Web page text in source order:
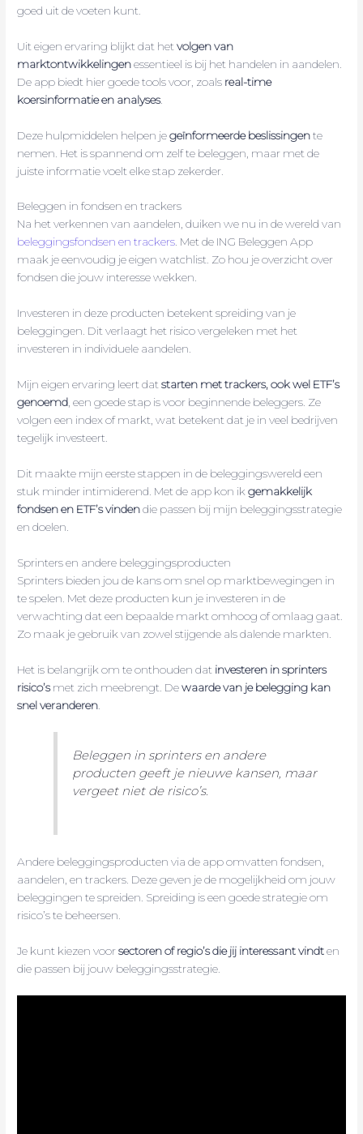
goed uit de voeten kunt.
Uit eigen ervaring blijkt dat hetvolgen van
marktontwikkelingenessentieel is bij het handelen in aandelen.
De app biedt hier goede tools voor, zoals real-time
koersinformatie en analyses.
Deze hulpmiddelen helpen jegeïnformeerde beslissingente
nemen. Het is spannend om zelf te beleggen, maar met de
juiste informatie voelt elke stap zekerder.
Beleggen in fondsen en trackers
Na het verkennen van aandelen, duiken we nu in de wereld van
beleggingsfondsen en trackers. Met de ING Beleggen App
maak je eenvoudig je eigen watchlist. Zo hou je overzicht over
fondsen die jouw interesse wekken.
Investeren in deze producten betekent spreiding van je
beleggingen. Dit verlaagt het risico vergeleken met het
investeren in individuele aandelen.
Mijn eigen ervaring leert datstarten met trackers, ook wel ETF’s
genoemd, een goede stap is voor beginnende beleggers. Ze
volgen een index of markt, wat betekent dat je in veel bedrijven
tegelijk investeert.
Dit maakte mijn eerste stappen in de beleggingswereld een
stuk minder intimiderend. Met de app kon ikgemakkelijk
fondsen en ETF’s vindendie passen bij mijn beleggingsstrategie
en doelen.
Sprinters en andere beleggingsproducten
Sprinters bieden jou de kans om snel op marktbewegingen in
te spelen. Met deze producten kun je investeren in de
verwachting dat een bepaalde markt omhoog of omlaag gaat.
Zo maak je gebruik van zowel stijgende als dalende markten.
Het is belangrijk om te onthouden dat investeren in sprinters
risico’smet zich meebrengt. Dewaarde van je belegging kan
snel veranderen
Beleggen in sprinters en andere
producten geeft je nieuwe kansen, maar
vergeet niet de risico’s.
Andere beleggingsproducten via de app omvatten fondsen,
aandelen, en trackers. Deze geven je de mogelijkheid om jouw
beleggingen te spreiden. Spreiding is een goede strategie om
risico’s te beheersen.
Je kunt kiezen voorsectoren of regio’s die jij interessant vindten
die passen bij jouw beleggingsstrategie.